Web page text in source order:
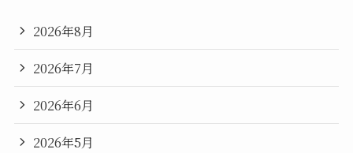
2026年8月
2026年7月
2026年6月
2026年5月